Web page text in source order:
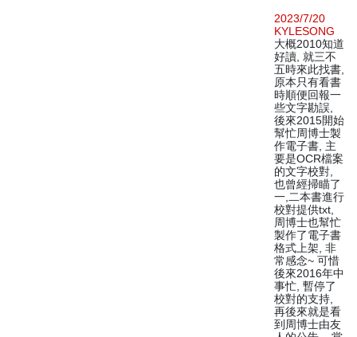
2023/7/20
KYLESONG
大概2010知道
好讀, 就三不
五時來此找書,
原本只有看書
時順便回報一
些文字勘誤,
後來2015開始
幫忙周博士製
作電子書, 主
要是OCR檔案
的文字校對,
也曾經掃瞄了
一,二本書進行
校對提供txt,
周博士也幫忙
製作了電子書
格式上架, 非
常感念~ 可惜
後來2016年中
事忙, 暫停了
校對的支持,
再後來就是看
到周博士由友